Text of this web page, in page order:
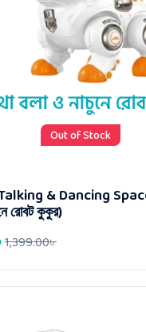
Out of Stock
& Dancing
রোবট কুকুর)
1,399.00৳